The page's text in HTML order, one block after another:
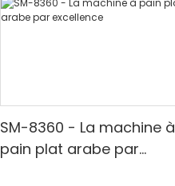
SM-8360 - La machine à
pain plat arabe par